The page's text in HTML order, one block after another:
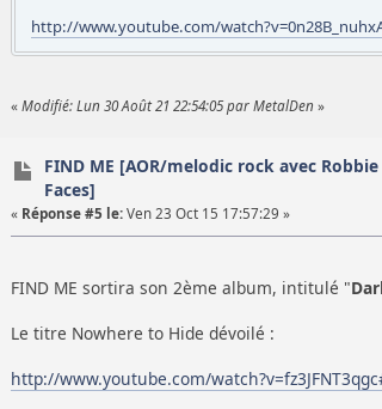
http://www.youtube.com/
« Modifié: Lun 30 Août 21 22:54:05 par MetalDen »
FIND ME [AOR/melodic rock avec
Faces]
« Réponse #5 le:Ven 23 Oct 15 17:57:29 »
FIND ME sortira son 2ème album, intitulé "
Le titre Nowhere to Hide dévoilé :
http://www.youtube.com/